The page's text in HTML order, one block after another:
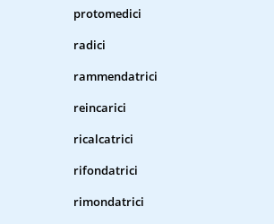
protomedici
radici
rammendatrici
reincarici
ricalcatrici
rifondatrici
rimondatrici